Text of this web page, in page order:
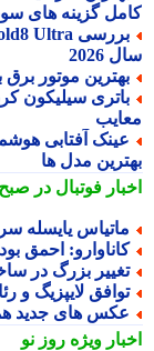
گزینه های
2026
موتور برق
سیلیکون
آفتابی
مدل ها
فوتبال در صبح
یایسله
احمق بودم
بزرگ در
لایپزیگ و رئال
های جدید
ویژهروز نو